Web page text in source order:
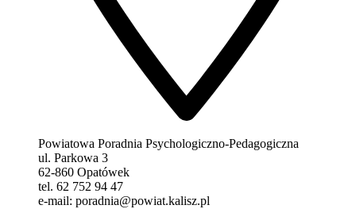
Powiatowa Poradnia Psychologiczno-Pedagogiczna
ul. Parkowa 3
62-860 Opatówek
tel. 62 752 94 47
e-mail: poradnia@powiat.kalisz.pl